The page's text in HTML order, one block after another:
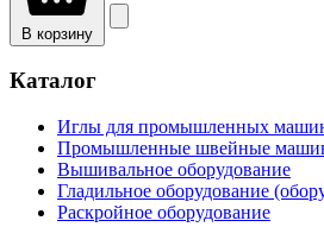
В корзину
Каталог
Иглы для промышленных
Промышленные швейные
Вышивальное оборудование
Гладильное оборудование
Раскройное оборудование